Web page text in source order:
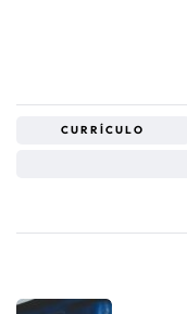
CURRÍCULO